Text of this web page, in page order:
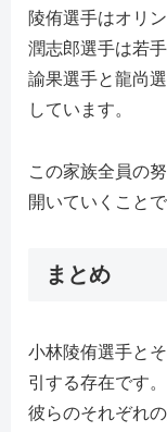
陵侑選手はオリ
潤志郎選手は若
諭果選手と龍尚
しています。
この家族全員の
開いていくことで
まとめ
小林陵侑選手と
引する存在です。
彼らのそれぞれ